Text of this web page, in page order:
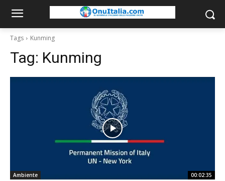
Tags Kunming
Tag: Kunming
Ambiente 00:02:35